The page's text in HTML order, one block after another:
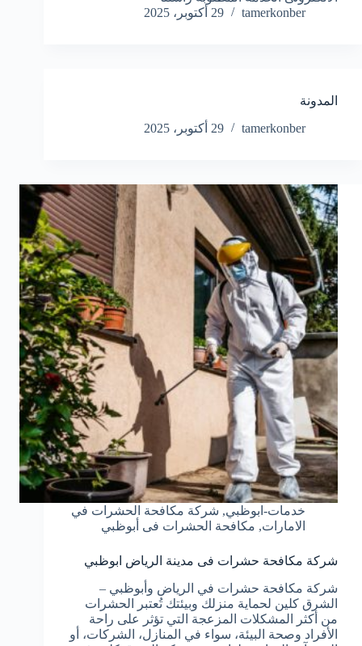
tamerkonber
29 أكتوبر، 2025
المدونة
tamerkonber
29 أكتوبر، 2025
خدمات-ابوظبي, شركة مكافحة الحشرات في
الامارات, مكافحة الحشرات فى أبوظبي
شركة مكافحة حشرات فى مدينة الرياض ابوظبي
شركة مكافحة حشرات في الرياض وأبوظبي –
الشرق كلين لحماية منزلك وبيئتك تُعتبر الحشرات
من أكثر المشكلات المزعجة التي تؤثر على راحة
الأفراد وصحة البيئة، سواء في المنازل، الشركات، أو